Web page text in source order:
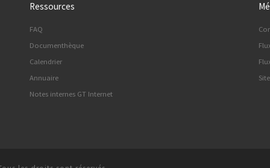
Ressources
FAQ
Documenthèque
Calendrier
Annuaire
Notes internes GT Internet